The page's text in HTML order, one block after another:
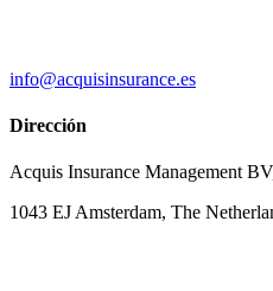
info@acquisinsurance.es
Dirección
Acquis Insurance Management
1043 EJ Amsterdam, The